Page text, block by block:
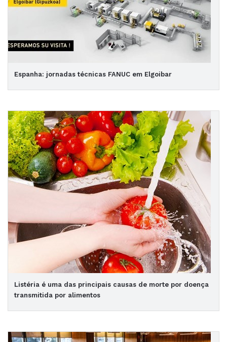
Espanha: jornadas técnicas FANUC em Elgoibar
Listéria é uma das principais causas de morte por doença
transmitida por alimentos